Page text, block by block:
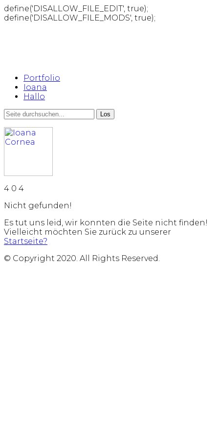
define('DISALLOW_FILE_EDIT', true);
define('DISALLOW_FILE_MODS', true);
Portfolio
Ioana
Hallo
4 0 4
Nicht gefunden!
Es tut uns leid, wir konnten die Seite nicht finden!
Vielleicht möchten Sie zurück zu unserer
Startseite?
© Copyright 2020. All Rights Reserved.